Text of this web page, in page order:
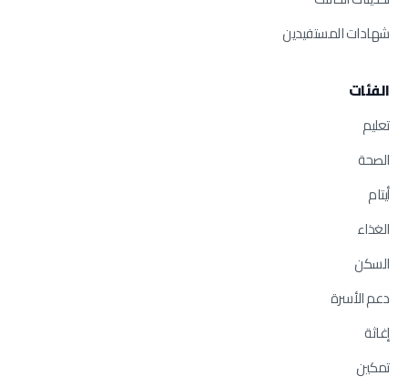
شهادات المستفيدين
الفئات
تعليم
الصحة
أيتام
الغذاء
السكن
دعم الأسرة
إغاثة
تمكين